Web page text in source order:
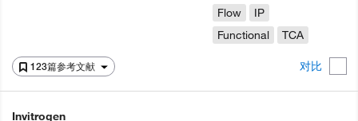
123篇参考文献 对比
Flow
IP
Functional
TCA
Invitrogen